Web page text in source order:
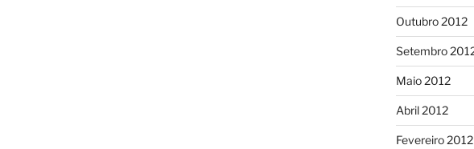
Outubro 2012
Setembro
Maio 2012
Abril 2012
Fevereiro 2012